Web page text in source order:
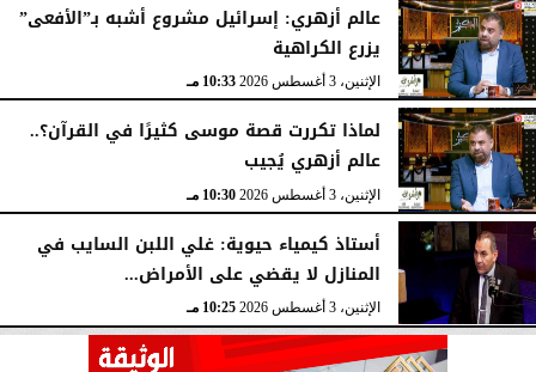
عالم أزهري: إسرائيل مشروع أشبه بـ”الأفعى”
يزرع الكراهية
الإثنين، 3 أغسطس 2026 10:33 مـ
لماذا تكررت قصة موسى كثيرًا في القرآن؟..
عالم أزهري يُجيب
الإثنين، 3 أغسطس 2026 10:30 مـ
أستاذ كيمياء حيوية: غلي اللبن السايب في
المنازل لا يقضي على الأمراض...
الإثنين، 3 أغسطس 2026 10:25 مـ